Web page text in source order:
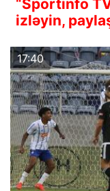
“Sportinfo
izləyin,
17:40